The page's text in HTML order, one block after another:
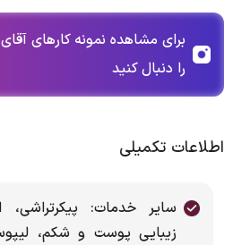
برای مشاهده نمونه کارهای
را دنبال کنید
اطلاعات تکمیلی
سایر خدمات: پیکرتراشی،
زیبایی پوست و شکم،